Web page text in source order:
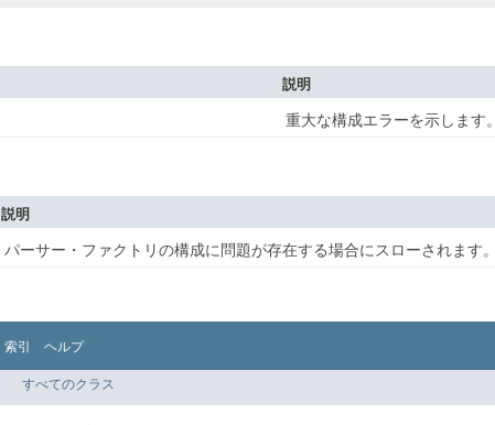
説明
重大な構成エラーを示します。
説明
パーサー・ファクトリの構成に問題が存在する場合にスローされます。
索引 ヘルプ
すべてのクラス